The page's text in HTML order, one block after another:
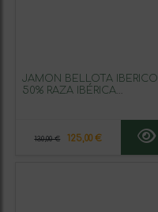
JAMÓN BELLOTA IBÉRICO
50% RAZA IBÉRICA
130,00 € 125,00 €